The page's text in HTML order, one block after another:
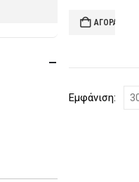
is:
€8.73.
ΑΓΟΡΆ
Εμφάνιση: